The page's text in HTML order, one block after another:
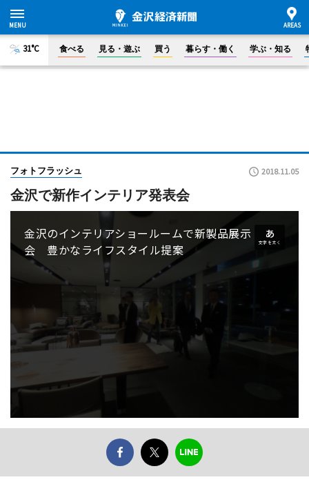
31°C 食べる 見る・遊ぶ 買う 暮らす・働く 学ぶ・知る
フォトフラッシュ 2018.11.05
金沢で新作インテリア発表会